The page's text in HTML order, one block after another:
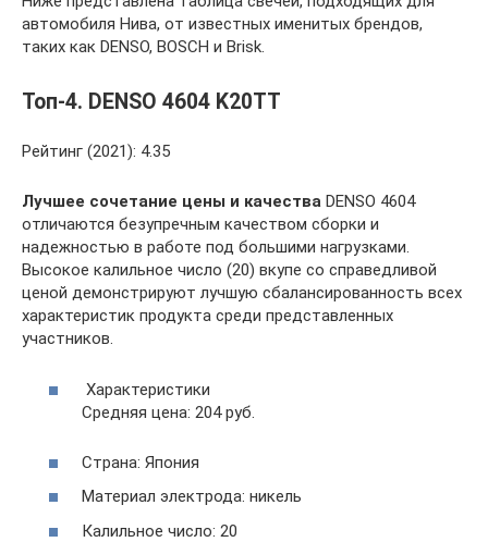
автомобиля Нива, от известных именитых брендов,
таких как DENSO, BOSCH и Brisk.
Топ-4. DENSO 4604 K20TT
Рейтинг (2021): 4.35
Лучшее сочетание цены и качества DENSO 4604
отличаются безупречным качеством сборки и
надежностью в работе под большими нагрузками.
Высокое калильное число (20) вкупе со справедливой
ценой демонстрируют лучшую сбалансированность всех
характеристик продукта среди представленных
участников.
Характеристики
Средняя цена: 204 руб.
Страна: Япония
Материал электрода: никель
Калильное число: 20